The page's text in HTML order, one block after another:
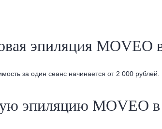
эпиляция MOVEO
за один сеанс начинается от 2 000 рублей.
эпиляцию MOVEO